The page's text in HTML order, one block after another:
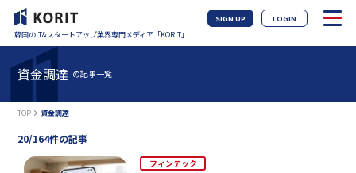
韓国のIT&スタートアップ業界専門メディア「KORIT」
SIGN UP LOGIN
資金調達 の記事一覧
TOP 資金調達
20/164件の記事
フィンテック